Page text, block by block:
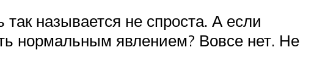
называется не спроста. А если
нормальным явлением? Вовсе нет. Не